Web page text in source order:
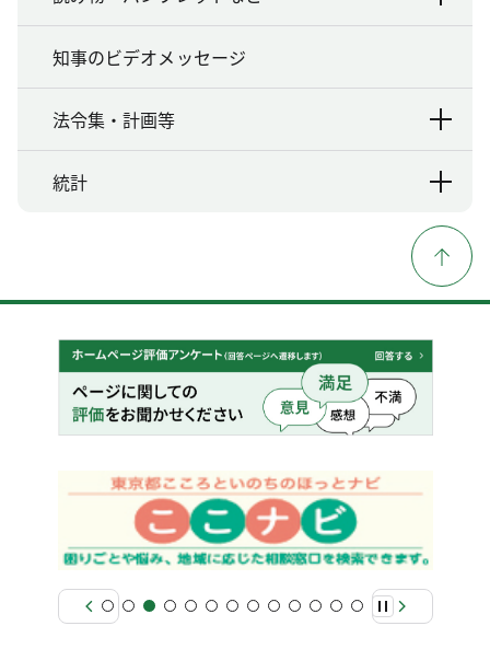
知事のビデオメッセージ
法令集・計画等
統計